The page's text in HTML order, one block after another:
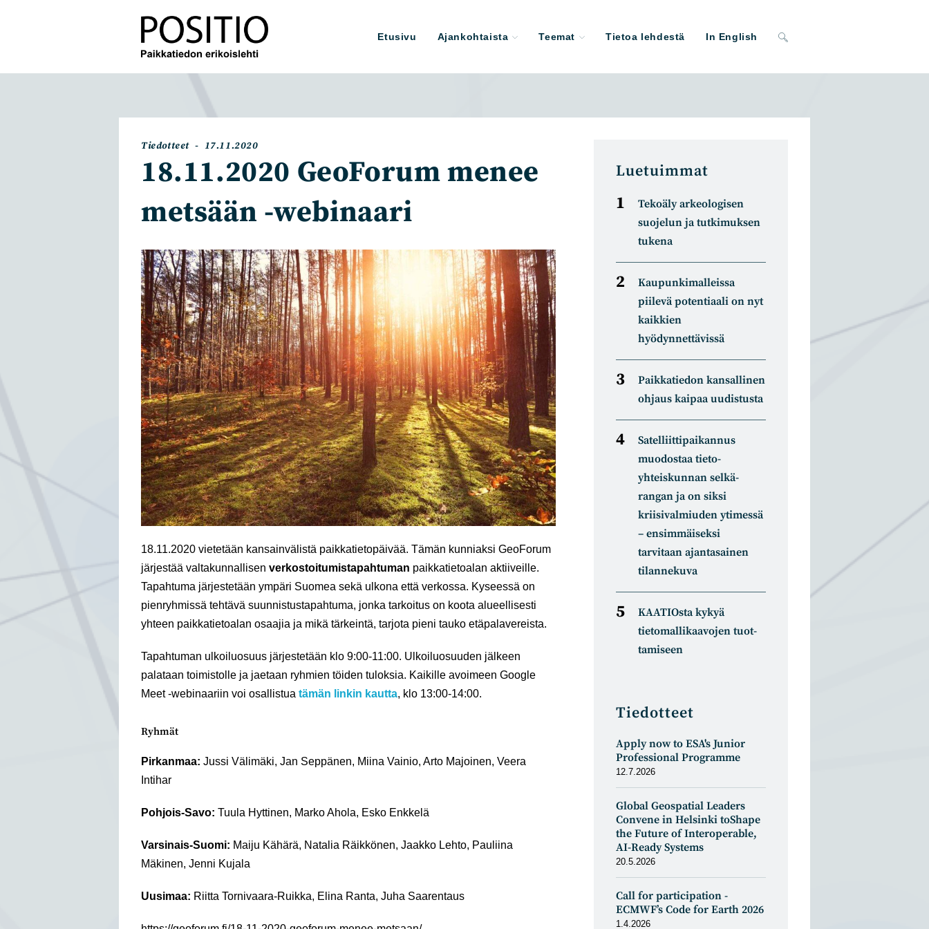
Etusivu Ajankohtaista Teemat Tietoa lehdestä In English Toggle
Artikkelin
Tiedotteet
Artikkeli
17.11.2020
18.11.2020 GeoForum menee
metsään -webinaari
18.11.2020 vietetään kansainvälistä paikkatietopäivää. Tämän kunniaksi GeoForum
järjestää valtakunnallisen verkostoitumistapahtuman paikkatietoalan aktiiveille.
Tapahtuma järjestetään ympäri Suomea sekä ulkona että verkossa. Kyseessä on
pienryhmissä tehtävä suunnistustapahtuma, jonka tarkoitus on koota alueellisesti
yhteen paikkatietoalan osaajia ja mikä tärkeintä, tarjota pieni tauko etäpalavereista.
Tapahtuman ulkoiluosuus järjestetään klo 9:00-11:00. Ulkoiluosuuden jälkeen
palataan toimistolle ja jaetaan ryhmien töiden tuloksia. Kaikille avoimeen Google
Meet -webinaariin voi osallistua tämän linkin kautta, klo 13:00-14:00.
Ryhmät
Pirkanmaa: Jussi Välimäki, Jan Seppänen, Miina Vainio, Arto Majoinen, Veera
Intihar
Pohjois-Savo: Tuula Hyttinen, Marko Ahola, Esko Enkkelä
Varsinais-Suomi: Maiju Kähärä, Natalia Räikkönen, Jaakko Lehto, Pauliina
Mäkinen, Jenni Kujala
Uusimaa: Riitta Tornivaara-Ruikka, Elina Ranta, Juha Saarentaus
Luetuimmat
Tekoäly arkeologisen
suojelun ja tutkimuksen
tukena
Kaupunkimalleissa
piilevä potentiaali on nyt
kaikkien
hyödynnettävissä
Paikkatiedon kansallinen
ohjaus kaipaa uudistusta
Satelliitti­paikannus
muodostaa tieto­
yhteiskunnan selkä­
rangan ja on siksi
kriisivalmiuden ytimessä
– ensimmäiseksi
tarvitaan ajantasainen
tilannekuva
KAATIOsta kykyä
tietomal­likaa­vojen tuot­
tamiseen
Tiedotteet
Apply now to ESA's Junior
Professional Programme
12.7.2026
Global Geospatial Leaders
Convene in Helsinki toShape
the Future of Interoperable,
AI-Ready Systems
20.5.2026
Call for participation -
ECMWF’s Code for Earth 2026
1.4.2026